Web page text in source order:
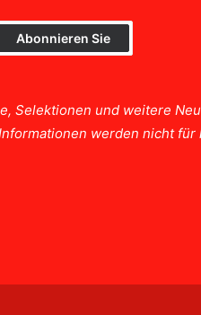
Selektionen und weitere
werden nicht für